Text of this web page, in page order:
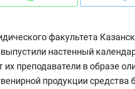
факультета
настенный
их преподаватели в образе
продукции средства